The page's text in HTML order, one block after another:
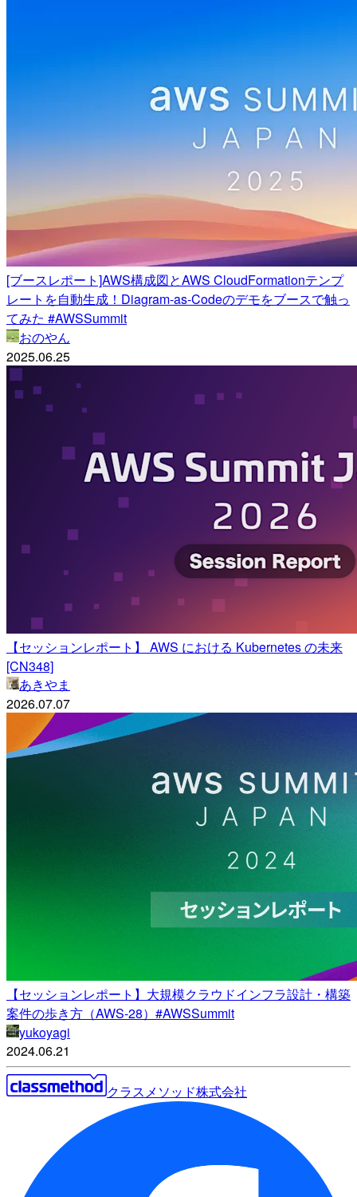
[ブースレポート]AWS構成図とAWS CloudFormationテンプ
レートを自動生成！Diagram-as-Codeのデモをブースで触っ
てみた #AWSSummit
おのやん
2025.06.25
【セッションレポート】 AWS における Kubernetes の未来
[CN348]
あきやま
2026.07.07
【セッションレポート】大規模クラウドインフラ設計・構築
案件の歩き方（AWS-28）#AWSSummit
yukoyagi
2024.06.21
クラスメソッド株式会社